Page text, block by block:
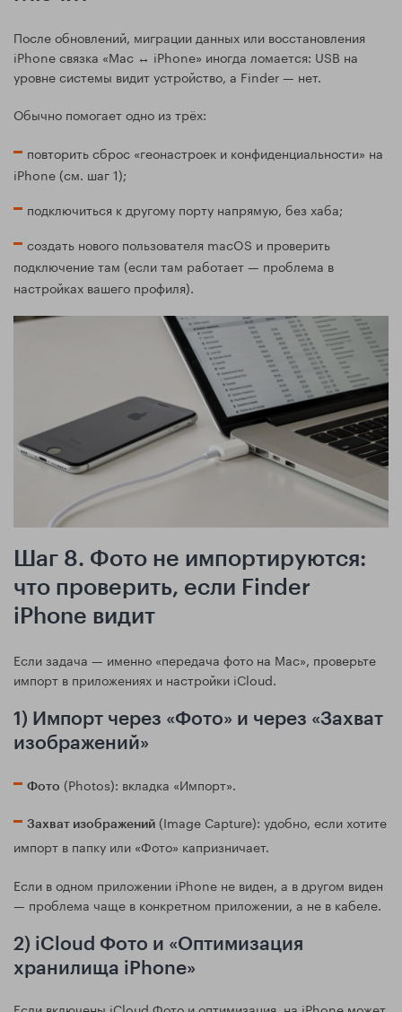
После обновлений, миграции данных или восстановления
iPhone связка «Mac ↔ iPhone» иногда ломается: USB на
уровне системы видит устройство, а Finder — нет.
Обычно помогает одно из трёх:
повторить сброс «геонастроек и конфиденциальности» на
iPhone (см. шаг 1);
подключиться к другому порту напрямую, без хаба;
создать нового пользователя macOS и проверить
подключение там (если там работает — проблема в
настройках вашего профиля).
Шаг 8. Фото не импортируются:
что проверить, если Finder
iPhone видит
Если задача — именно «передача фото на Mac», проверьте
импорт в приложениях и настройки iCloud.
1) Импорт через «Фото» и через «Захват
изображений»
Фото (Photos): вкладка «Импорт».
Захват изображений (Image Capture): удобно, если хотите
импорт в папку или «Фото» капризничает.
Если в одном приложении iPhone не виден, а в другом виден
— проблема чаще в конкретном приложении, а не в кабеле.
2) iCloud Фото и «Оптимизация
хранилища iPhone»